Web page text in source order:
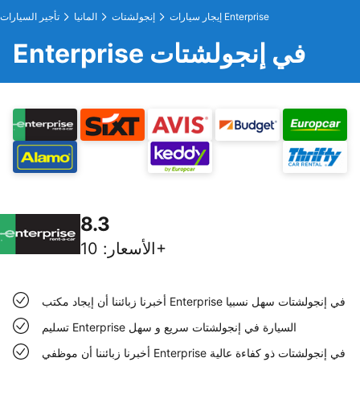
تأجير السيارات المانيا إنجولشتات إيجار سيارات Enterprise
Enterprise في إنجولشتات
8.3
الأسعار : 10+
أخبرنا زبائننا أن إيجاد مكتب Enterprise في إنجولشتات سهل نسبيا
تسليم Enterprise السيارة في إنجولشتات سريع و سهل
أخبرنا زبائننا أن موظفي Enterprise في إنجولشتات ذو كفاءة عالية